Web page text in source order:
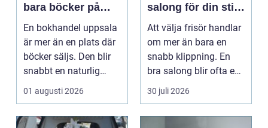
bara böcker på
hyllan
En bokhandel uppsala
är mer än en plats där
böcker säljs. Den blir
snabbt en naturlig
mötesplats för...
01 augusti 2026
salong för din stil
och vardag
Att välja frisör handlar
om mer än bara en
snabb klippning. En
bra salong blir ofta en
trygg punkt i...
30 juli 2026